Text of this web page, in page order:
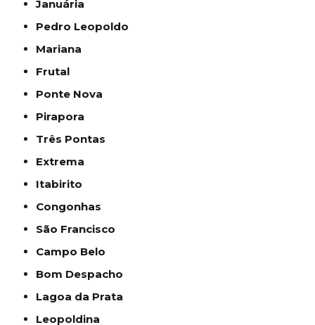
Januária
Pedro Leopoldo
Mariana
Frutal
Ponte Nova
Pirapora
Três Pontas
Extrema
Itabirito
Congonhas
São Francisco
Campo Belo
Bom Despacho
Lagoa da Prata
Leopoldina